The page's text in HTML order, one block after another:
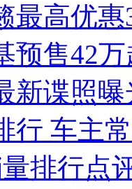
最高优
预售42
新谍照
行 车主
排行点